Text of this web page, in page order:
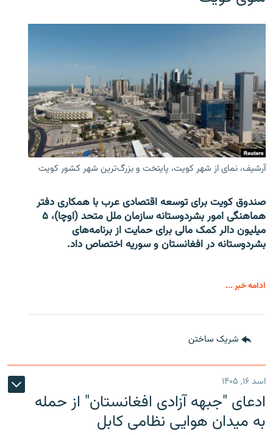
آرشیف، نمای از شهر کویت، پایتخت و بزرگ‌ترین شهر کشور کویت
صندوق کویت برای توسعه اقتصادی عرب با همکاری دفتر
هماهنگی امور بشردوستانه سازمان ملل متحد (اوچا)، ۵
میلیون دالر کمک مالی برای حمایت از برنامه‌های
بشردوستانه در افغانستان و سوریه اختصاص داد.
ادامه خبر ...
شریک ساختن
اسد ۱۶, ۱۴۰۵
ادعای "جبهه آزادی افغانستان" از حمله
به میدان هوایی نظامی کابل